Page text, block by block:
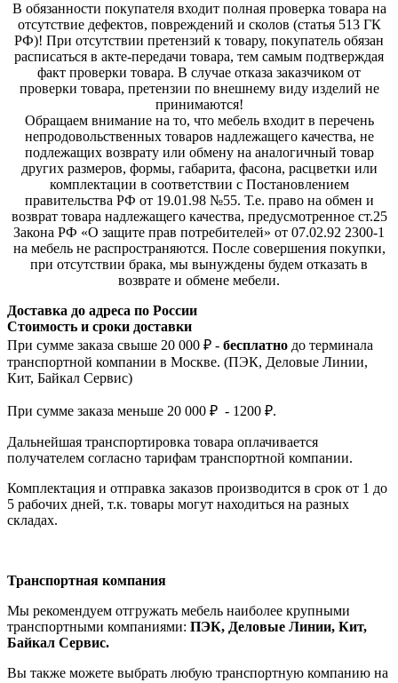
В обязанности покупателя входит полная проверка товара на
отсутствие дефектов, повреждений и сколов (статья 513 ГК
РФ)! При отсутствии претензий к товару, покупатель обязан
расписаться в акте-передачи товара, тем самым подтверждая
факт проверки товара. В случае отказа заказчиком от
проверки товара, претензии по внешнему виду изделий не
принимаются!
Обращаем внимание на то, что мебель входит в перечень
непродовольственных товаров надлежащего качества, не
подлежащих возврату или обмену на аналогичный товар
других размеров, формы, габарита, фасона, расцветки или
комплектации в соответствии с Постановлением
правительства РФ от 19.01.98 №55. Т.е. право на обмен и
возврат товара надлежащего качества, предусмотренное ст.25
Закона РФ «О защите прав потребителей» от 07.02.92 2300-1
на мебель не распространяются. После совершения покупки,
при отсутствии брака, мы вынуждены будем отказать в
возврате и обмене мебели.
Доставка до адреса по России
Стоимость и сроки доставки
При сумме заказа свыше 20 000 ₽ - бесплатно до терминала
транспортной компании в Москве. (ПЭК, Деловые Линии,
Кит, Байкал Сервис)
При сумме заказа меньше 20 000 ₽ - 1200 ₽.
Дальнейшая транспортировка товара оплачивается
получателем согласно тарифам транспортной компании.
Комплектация и отправка заказов производится в срок от 1 до
5 рабочих дней, т.к. товары могут находиться на разных
складах.
Транспортная компания
Мы рекомендуем отгружать мебель наиболее крупными
транспортными компаниями: ПЭК, Деловые Линии, Кит,
Байкал Сервис.
Вы также можете выбрать любую транспортную компанию на